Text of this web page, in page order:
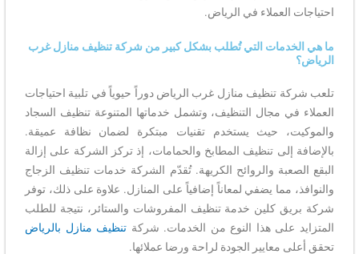
احتياجات العملاء في الرياض.
ما هي الخدمات التي تُطلب بشكل كبير من شركة تنظيف منازل غرب
الرياض؟
تلعب شركة تنظيف منازل غرب الرياض دوراً حيوياً في تلبية احتياجات
العملاء في مجال التنظيف، وتشمل خدماتها المتنوعة تنظيف السجاد
والموكيت، حيث يستخدم تقنيات مبتكرة لضمان نظافة عميقة.
بالإضافة إلى تنظيف المطابخ والحمامات، إذ تركز الشركة على إزالة
البقع الصعبة والروائح الكريهة. تُقدّم الشركة خدمات تنظيف الزجاج
والنوافذ، مما يضفي لمعاناً إضافياً على المنازل. علاوة على ذلك، توفر
شركة بريق كلين خدمة تنظيف المفروشات والستائر، نتيجة للطلب
المتزايد على هذا النوع من الخدمات. شركة تنظيف منازل بالرياض
تحقق أعلى معايير الجودة لراحة ورضا عملائها.